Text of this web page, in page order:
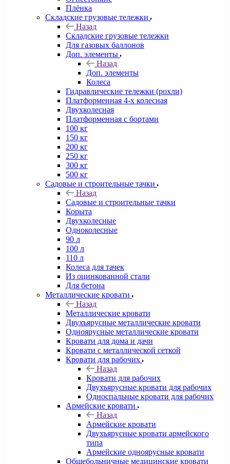
Плёнка
Складские грузовые тележки
Назад
Складские грузовые тележки
Для газовых баллонов
Доп. элементы
Назад
Доп. элементы
Колеса
Гидравлические тележки (рохли)
Платформенная 4-х колесная
Двухколесная
Платформенная с бортами
100 кг
150 кг
200 кг
250 кг
300 кг
500 кг
Садовые и строительные тачки
Назад
Садовые и строительные тачки
Корыта
Двухколесные
Одноколесные
90 л
100 л
110 л
Колеса для тачек
Из оцинкованной стали
Для бетона
Металлические кровати
Назад
Металлические кровати
Двухъярусные металлические кровати
Одноярусные металлические кровати
Кровати для дома и дачи
Кровати с металлической сеткой
Кровати для рабочих
Назад
Кровати для рабочих
Двухъярусные кровати для рабочих
Односпальные кровати для рабочих
Армейские кровати
Назад
Армейские кровати
Двухъярусные кровати армейского
типа
Армейские одноярусные кровати
Общебольничные медицинские кровати